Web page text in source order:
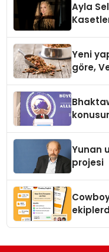
Ayla
Yeni
göre,
Yunan
projesi